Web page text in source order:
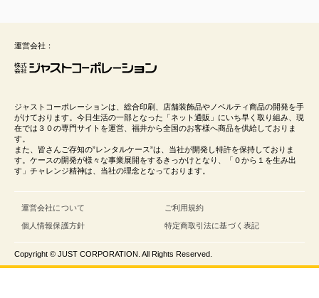
運営会社：
ジャストコーポレーションは、総合印刷、店舗装飾品やノベルティ商品の開発を手
がけております。今日生活の一部となった「ネット通販」にいち早く取り組み、現
在では３０の専門サイトを運営、福井から全国のお客様へ商品を供給しておりま
す。
また、皆さんご存知の”レンタルケース”は、当社が開発し特許を保持しておりま
す。ケースの開発が様々な事業展開をするきっかけとなり、「０から１を生み出
す」チャレンジ精神は、当社の理念となっております。
運営会社について
個人情報保護方針
ご利用規約
特定商取引法に基づく表記
Copyright © JUST CORPORATION. All Rights Reserved.